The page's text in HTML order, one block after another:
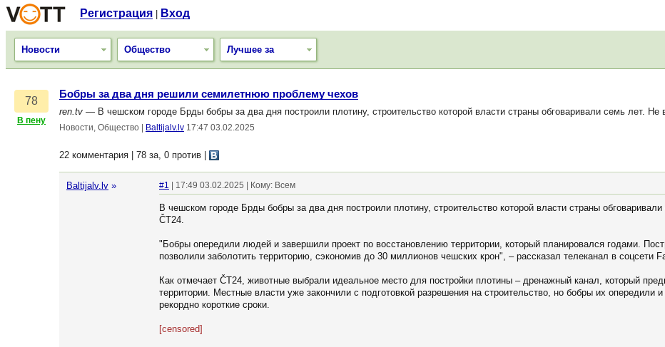
Регистрация Вход
Новости Общество Лучшее за
78
В пену
Бобры за два дня решили семилетнюю проблему чехов
ren.tv — В чешском городе Брды бобры за два дня построили плотину, строительство которой власти страны обговаривали семь лет. Не
Новости, Общество Baltijalv.lv 17:47 03.02.2025
22 комментария | 78 за, 0 против
Baltijalv.lv » #1 | 17:49 03.02.2025 | Кому: Всем
В чешском городе Брды бобры за два дня построили плотину, строительство которой власти страны
ČT24.
"Бобры опередили людей и завершили проект по восстановлению территории, который планировался годами.
позволили заболотить территорию, сэкономив до 30 миллионов чешских крон", – рассказал телеканал в соцсети
Как отмечает ČT24, животные выбрали идеальное место для постройки плотины – дренажный канал, который
территории. Местные власти уже закончили с подготовкой разрешения на строительство, но бобры их опередили
рекордно короткие сроки.
[censored]